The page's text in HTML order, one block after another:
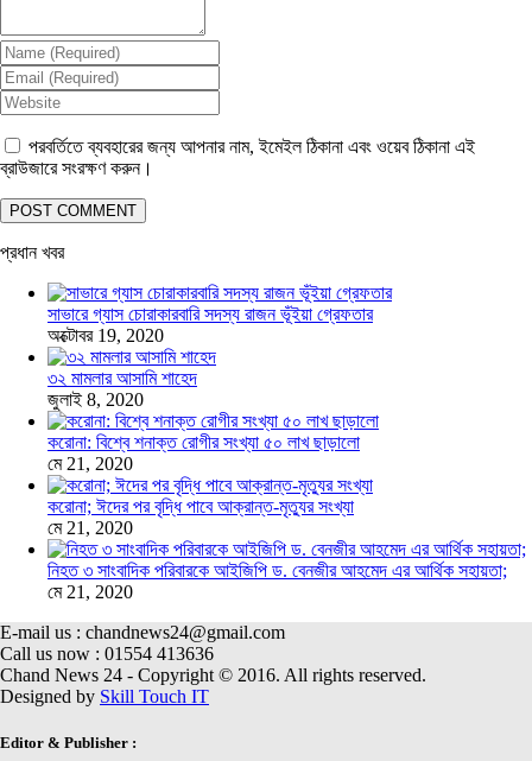
পরবর্তিতে ব্যবহারের জন্য আপনার নাম, ইমেইল ঠিকানা এবং ওয়েব ঠিকানা এই
ব্রাউজারে সংরক্ষণ করুন।
প্রধান খবর
সাভারে গ্যাস চোরাকারবারি সদস্য রাজন ভূঁইয়া গ্রেফতার
অক্টোবর 19, 2020
৩২ মামলার আসামি শাহেদ
জুলাই 8, 2020
করোনা: বিশ্বে শনাক্ত রোগীর সংখ্যা ৫০ লাখ ছাড়ালো
মে 21, 2020
করোনা; ঈদের পর বৃদ্ধি পাবে আক্রান্ত-মৃত্যুর সংখ্যা
মে 21, 2020
নিহত ৩ সাংবাদিক পরিবারকে আইজিপি ড. বেনজীর আহমেদ এর আর্থিক সহায়তা;
মে 21, 2020
E-mail us : chandnews24@gmail.com
Call us now : 01554 413636
Chand News 24 - Copyright © 2016. All rights reserved.
Designed by Skill Touch IT
Editor & Publisher :